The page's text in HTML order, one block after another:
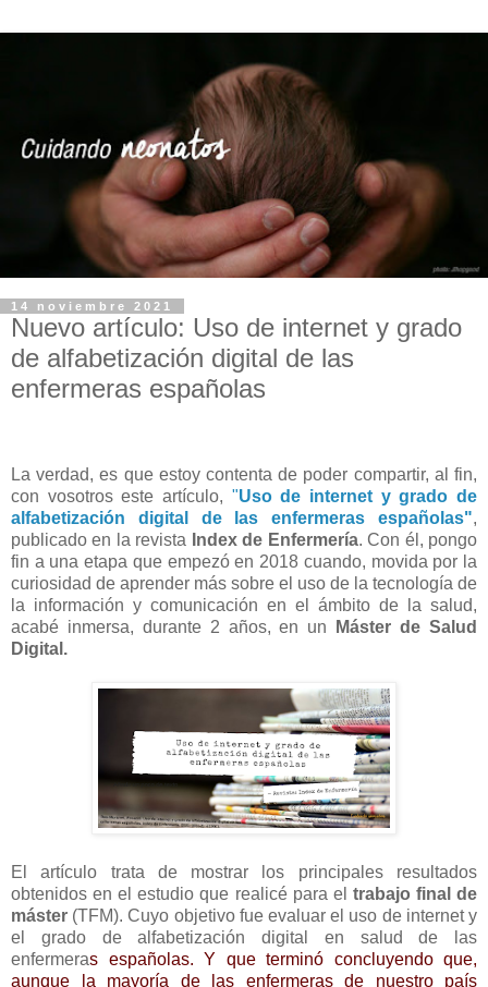
14 noviembre 2021
Nuevo artículo: Uso de internet y grado
de alfabetización digital de las
enfermeras españolas
La verdad, es que estoy contenta de poder compartir, al fin,
con vosotros este artículo, "Uso de internet y grado de
alfabetización digital de las enfermeras españolas",
publicado en la revista
Index de Enfermería. Con él, pongo
fin a una etapa que empezó en 2018 cuando, movida por la
curiosidad de aprender más sobre el uso de la tecnología de
la información y comunicación en el ámbito de la salud,
acabé inmersa, durante 2 años, en un
Máster de Salud
Digital.
El artículo trata de mostrar los principales resultados
obtenidos en el estudio que realicé para el trabajo final de
máster (TFM). Cuyo objetivo fueevaluar el uso de internet y
el grado de alfabetización digital en salud de las
enfermeras españolas. Y que terminó concluyendo que,
aunque la mayoría de las enfermeras de nuestro país